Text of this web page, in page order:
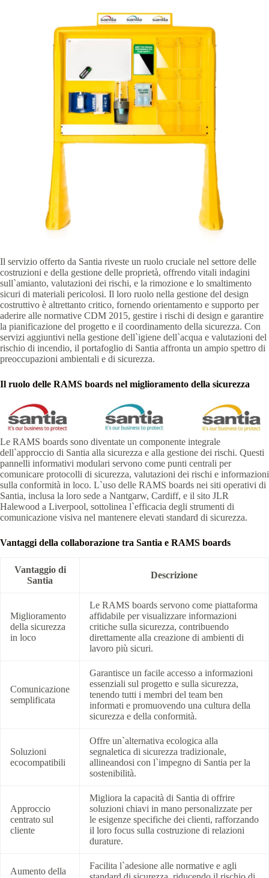
Il servizio offerto da Santia riveste un ruolo cruciale nel settore delle
costruzioni e della gestione delle proprietà, offrendo vitali indagini
sull`amianto, valutazioni dei rischi, e la rimozione e lo smaltimento
sicuri di materiali pericolosi. Il loro ruolo nella gestione del design
costruttivo è altrettanto critico, fornendo orientamento e supporto per
aderire alle normative CDM 2015, gestire i rischi di design e garantire
la pianificazione del progetto e il coordinamento della sicurezza. Con
servizi aggiuntivi nella gestione dell`igiene dell`acqua e valutazioni del
rischio di incendio, il portafoglio di Santia affronta un ampio spettro di
preoccupazioni ambientali e di sicurezza.
Il ruolo delle RAMS boards nel miglioramento della sicurezza
Le RAMS boards sono diventate un componente integrale
dell`approccio di Santia alla sicurezza e alla gestione dei rischi. Questi
pannelli informativi modulari servono come punti centrali per
comunicare protocolli di sicurezza, valutazioni dei rischi e informazioni
sulla conformità in loco. L`uso delle RAMS boards nei siti operativi di
Santia, inclusa la loro sede a Nantgarw, Cardiff, e il sito JLR
Halewood a Liverpool, sottolinea l`efficacia degli strumenti di
comunicazione visiva nel mantenere elevati standard di sicurezza.
Vantaggi della collaborazione tra Santia e RAMS boards
Vantaggio di
Santia
Descrizione
Miglioramento
della sicurezza
in loco
Le RAMS boards servono come piattaforma
affidabile per visualizzare informazioni
critiche sulla sicurezza, contribuendo
direttamente alla creazione di ambienti di
lavoro più sicuri.
Comunicazione
semplificata
Garantisce un facile accesso a informazioni
essenziali sul progetto e sulla sicurezza,
tenendo tutti i membri del team ben
informati e promuovendo una cultura della
sicurezza e della conformità.
Soluzioni
ecocompatibili
Offre un`alternativa ecologica alla
segnaletica di sicurezza tradizionale,
allineandosi con l`impegno di Santia per la
sostenibilità.
Approccio
centrato sul
cliente
Migliora la capacità di Santia di offrire
soluzioni chiavi in mano personalizzate per
le esigenze specifiche dei clienti, rafforzando
il loro focus sulla costruzione di relazioni
durature.
Aumento della
Facilita l`adesione alle normative e agli